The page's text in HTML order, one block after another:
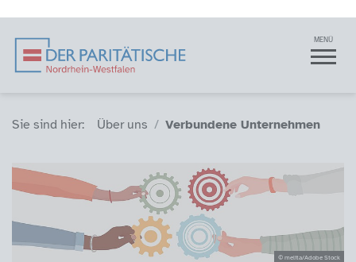
Der Paritätische NRW
Navigation MENÜ
Sie sind hier (Breadcrumb)
Sie sind hier: Über uns Verbundene Unternehmen
© melita/Adobe Stock